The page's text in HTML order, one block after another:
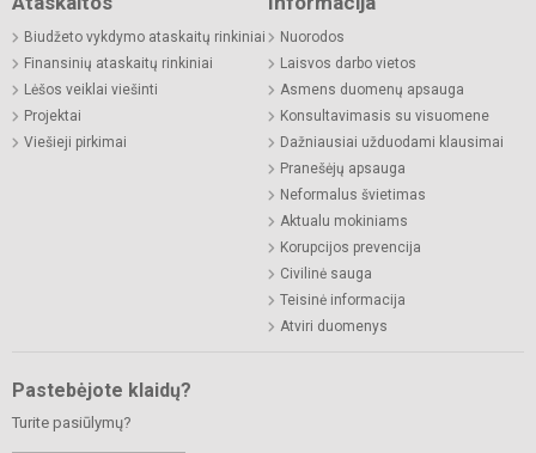
Biudžeto vykdymo ataskaitų rinkiniai
Finansinių ataskaitų rinkiniai
Lėšos veiklai viešinti
Projektai
Viešieji pirkimai
Nuorodos
Laisvos darbo vietos
Asmens duomenų apsauga
Konsultavimasis su visuomene
Dažniausiai užduodami klausimai
Pranešėjų apsauga
Neformalus švietimas
Aktualu mokiniams
Korupcijos prevencija
Civilinė sauga
Teisinė informacija
Atviri duomenys
Pastebėjote klaidų?
Turite pasiūlymų?